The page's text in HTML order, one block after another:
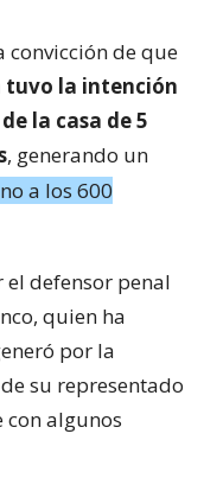
convicción de que
tuvo la intención
la casa de 5
, generando un
a los 600
defensor penal
quien ha
por la
su representado
algunos